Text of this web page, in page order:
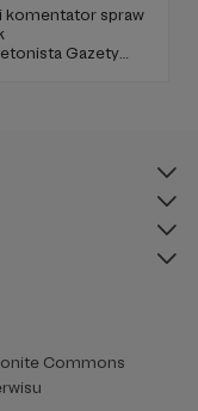
komentator spraw
Gazety
Commons